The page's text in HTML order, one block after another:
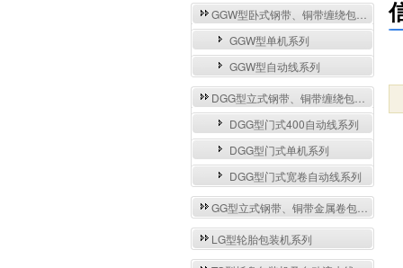
GGW型卧式钢带、铜带缠绕包装自动流水线与单机系列
GGW型单机系列
GGW型自动线系列
DGG型立式钢带、铜带缠绕包装自动流水线与单机系列
DGG型门式400自动线系列
DGG型门式单机系列
DGG型门式宽卷自动线系列
GG型立式钢带、铜带金属卷包装机系列
LG型轮胎包装机系列